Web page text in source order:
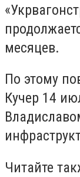
месяцев.
По этому
Кучер 14
Читайте